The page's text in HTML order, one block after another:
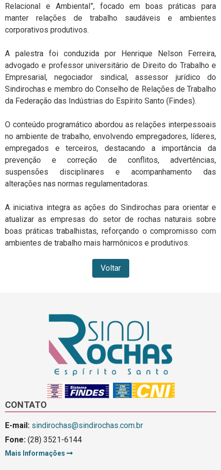
Relacional e Ambiental”, focado em boas práticas para
manter relações de trabalho saudáveis e ambientes
corporativos produtivos.
A palestra foi conduzida por Henrique Nelson Ferreira,
advogado e professor universitário de Direito do Trabalho e
Empresarial, negociador sindical, assessor jurídico do
Sindirochas e membro do Conselho de Relações de Trabalho
da Federação das Indústrias do Espírito Santo (Findes).
O conteúdo programático abordou as relações interpessoais
no ambiente de trabalho, envolvendo empregadores, líderes,
empregados e terceiros, destacando a importância da
prevenção e correção de conflitos, advertências,
suspensões disciplinares e acompanhamento das
alterações nas normas regulamentadoras.
A iniciativa integra as ações do Sindirochas para orientar e
atualizar as empresas do setor de rochas naturais sobre
boas práticas trabalhistas, reforçando o compromisso com
ambientes de trabalho mais harmônicos e produtivos.
Voltar
CONTATO
E-mail: sindirochas@sindirochas.com.br
Fone: (28) 3521-6144
Mais Informações